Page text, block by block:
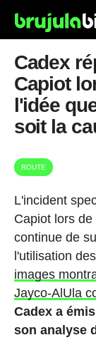
Cadex
Capiot
l'idée
soit la
ROUTE
L'incident
Capiot lors
continue de
l'utilisation
images
Jayco-AlUla
Cadex a
son analyse